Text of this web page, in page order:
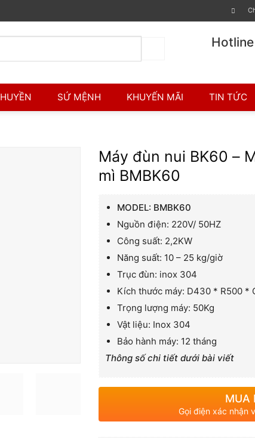
SỨ MỆNH KHUYẾN MÃI TIN TỨC
Máy đùn nui BK60 –
mì BMBK60
MODEL: BMBK60
Nguồn điện: 220V/ 50HZ
Công suất: 2,2KW
Năng suất: 10 – 25 kg/giờ
Trục đùn: inox 304
Kích thước máy: D430 * R500 *
Trọng lượng máy: 50Kg
Vật liệu: Inox 304
Bảo hành máy: 12 tháng
Thông số chi tiết dưới bài viết
MUA
Gọi điện xác nhận